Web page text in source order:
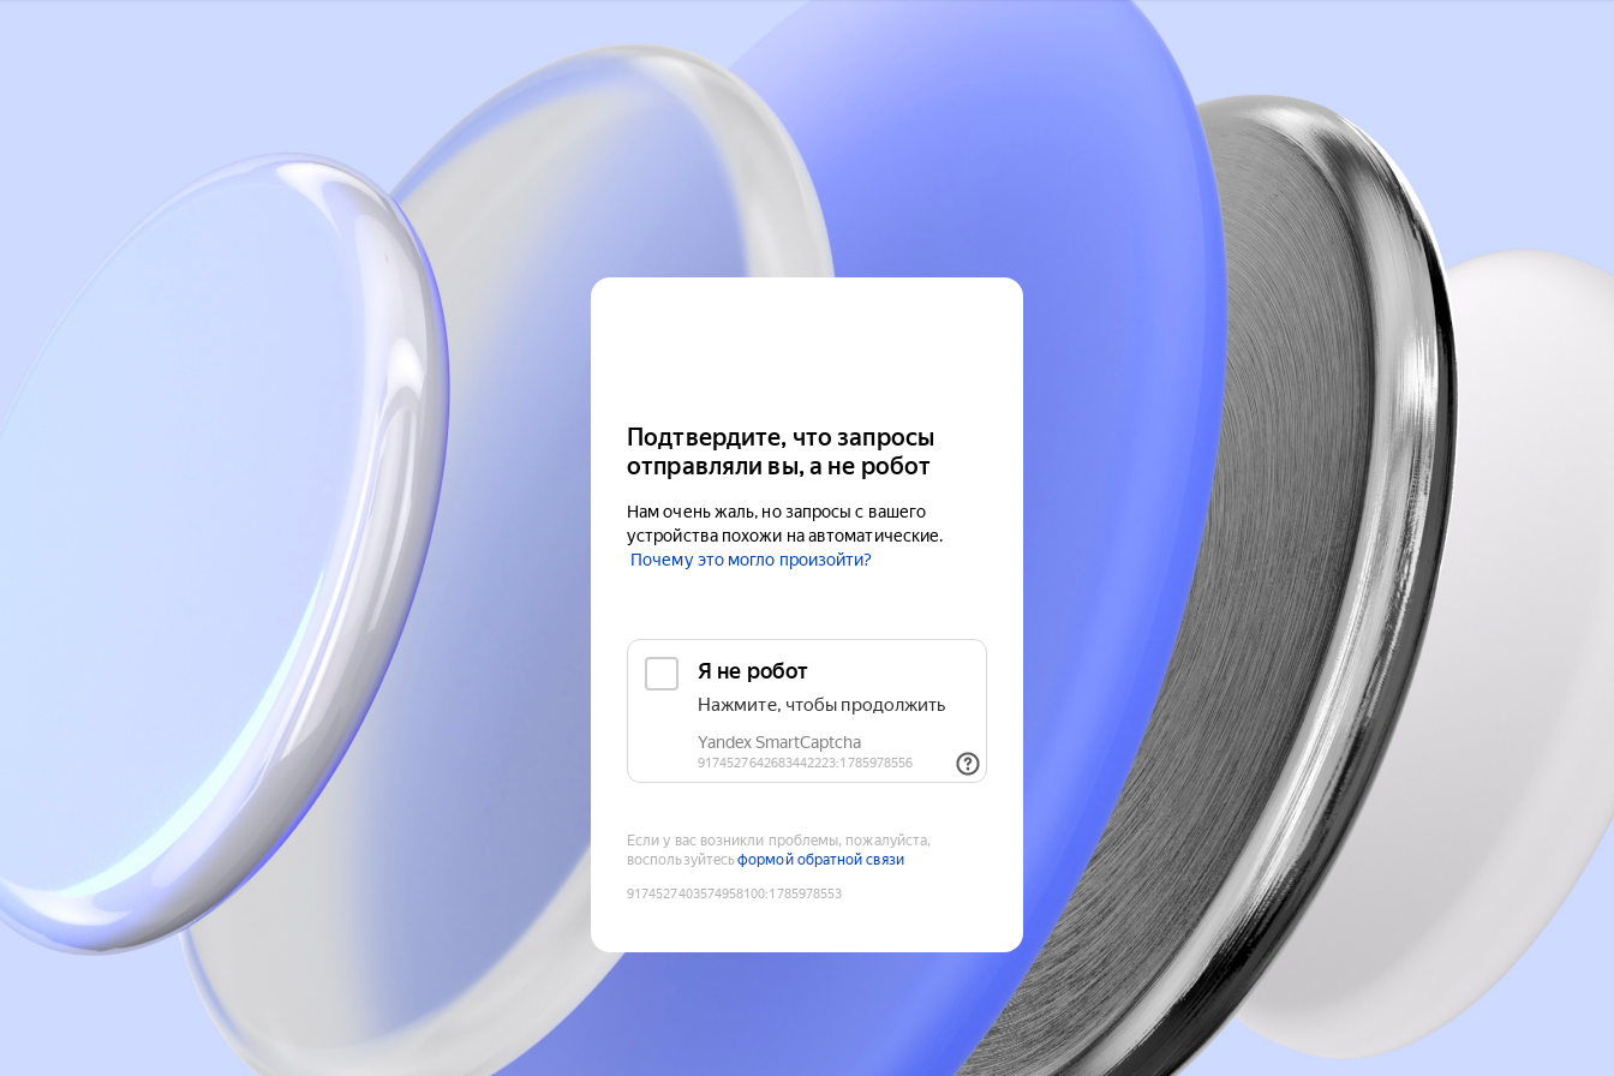
Подтвердите, что запросы
отправляли вы, а не робот
Нам очень жаль, но запросы с вашего
устройства похожи на автоматические.
Почему это могло произойти?
Если у вас возникли проблемы, пожалуйста,
воспользуйтесьформой обратной связи
9174527403574958100:1785978553